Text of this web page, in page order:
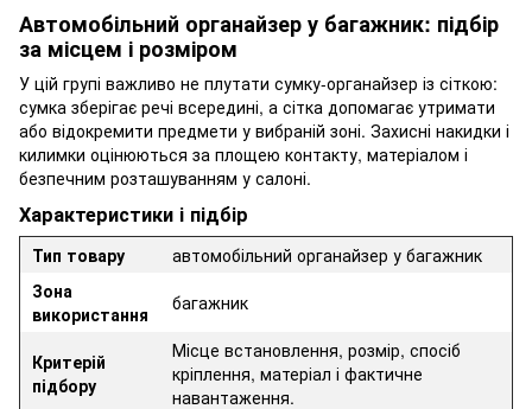
Автомобільний органайзер у багажник: підбір
за місцем і розміром
У цій групі важливо не плутати сумку-органайзер із сіткою:
сумка зберігає речі всередині, а сітка допомагає утримати
або відокремити предмети у вибраній зоні. Захисні накидки і
килимки оцінюються за площею контакту, матеріалом і
безпечним розташуванням у салоні.
Характеристики і підбір
Тип товару
автомобільний органайзер у багажник
Зона
використання
багажник
Критерій
підбору
Місце встановлення, розмір, спосіб
кріплення, матеріал і фактичне
навантаження.